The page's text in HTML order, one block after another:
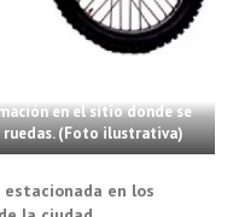
en el sitio donde se
(Foto ilustrativa)
en los